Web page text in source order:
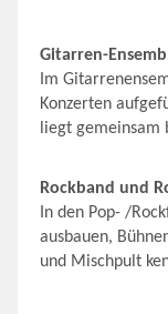
Gitarren-
Im
Konzerten
liegt gemeinsam
Rockband und
In den Pop- /
ausbauen,
und Mischpult